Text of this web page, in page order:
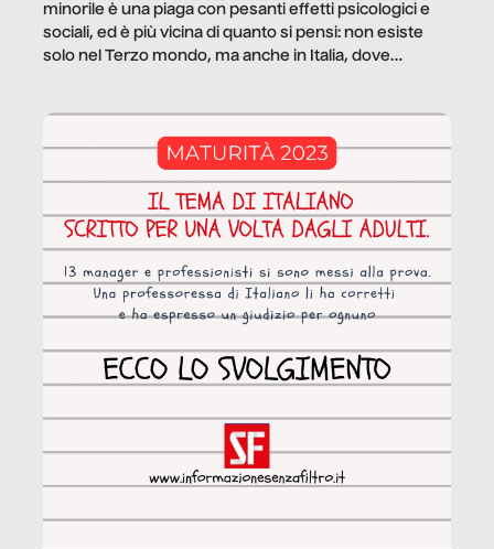
minorile è una piaga con pesanti effetti psicologici e
sociali, ed è più vicina di quanto si pensi: non esiste
solo nel Terzo mondo, ma anche in Italia, dove